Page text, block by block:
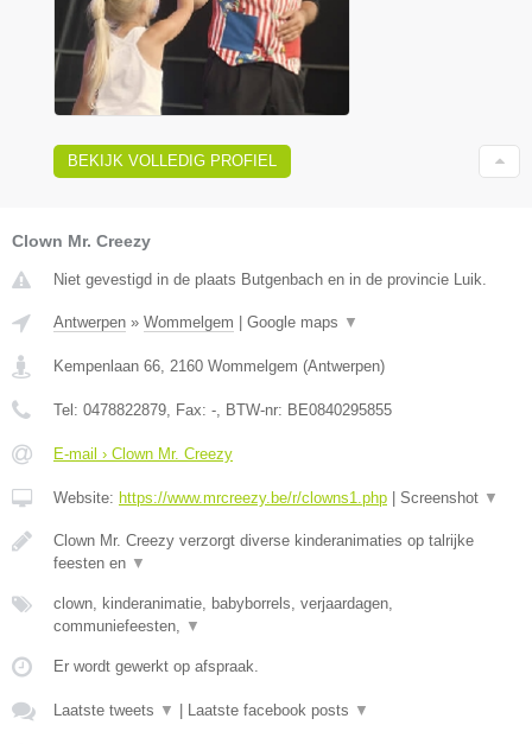
BEKIJK VOLLEDIG PROFIEL
Clown Mr. Creezy
Niet gevestigd in de plaats Butgenbach en in de provincie Luik.
Antwerpen » Wommelgem Google maps ▼
Kempenlaan 66, 2160 Wommelgem (Antwerpen)
Tel: 0478822879, Fax: -, BTW-nr: BE0840295855
E-mail › Clown Mr. Creezy
Website: https://www.mrcreezy.be/r/clowns1.php Screenshot ▼
Clown Mr. Creezy verzorgt diverse kinderanimaties op talrijke
feesten en ▼
clown, kinderanimatie, babyborrels, verjaardagen,
communiefeesten, ▼
Er wordt gewerkt op afspraak.
Laatste tweets ▼ Laatste facebook posts ▼